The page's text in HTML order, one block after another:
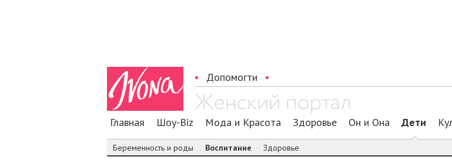
Допомогти
Главная Шоу-Biz Мода и Красота Здоровье Он и Она Дети
Беременность и роды Воспитание Здоровье